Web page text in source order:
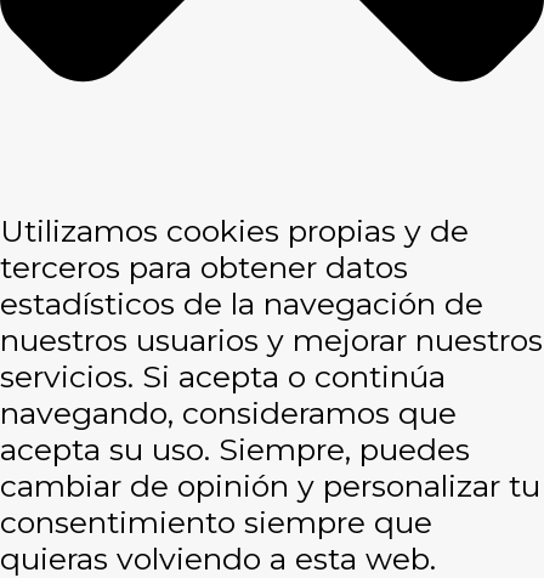
Utilizamos cookies propias y de
terceros para obtener datos
estadísticos de la navegación de
nuestros usuarios y mejorar nuestros
servicios. Si acepta o continúa
navegando, consideramos que
acepta su uso. Siempre, puedes
cambiar de opinión y personalizar tu
consentimiento siempre que
quieras volviendo a esta web.